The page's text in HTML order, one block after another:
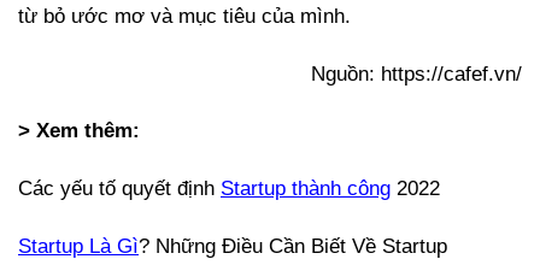
từ bỏ ước mơ và mục tiêu của mình.
Nguồn: https://cafef.vn/
> Xem thêm:
Các yếu tố quyết định Startup thành công 2022
Startup Là Gì? Những Điều Cần Biết Về Startup